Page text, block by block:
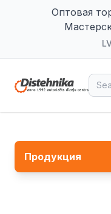
Оптовая
Продукция